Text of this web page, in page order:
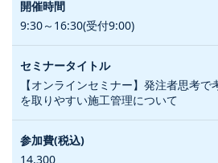
9:30～16:30(受付9:00)
【オンラインセミナー】発注者思考
を取りやすい施工管理について
14,300